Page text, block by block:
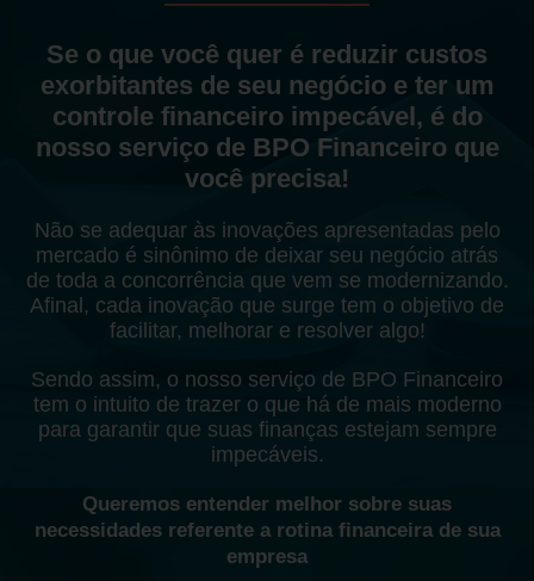
Se o que você quer é reduzir custos
exorbitantes de seu negócio e ter um
controle financeiro impecável, é do
nosso serviço de BPO Financeiro que
você precisa!
Não se adequar às inovações apresentadas pelo
mercado é sinônimo de deixar seu negócio atrás
de toda a concorrência que vem se modernizando.
Afinal, cada inovação que surge tem o objetivo de
facilitar, melhorar e resolver algo!
Sendo assim, o nosso serviço de BPO Financeiro
tem o intuito de trazer o que há de mais moderno
para garantir que suas finanças estejam sempre
impecáveis.
Queremos entender melhor sobre suas
necessidades referente a rotina financeira de sua
empresa